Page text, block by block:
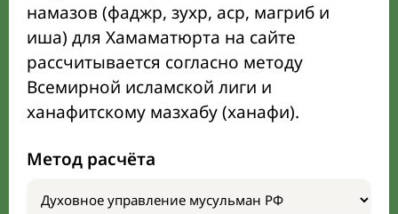
намазов (фаджр, зухр, аср, магриб и
иша) для Хамаматюрта на сайте
рассчитывается согласно методу
Всемирной исламской лиги и
ханафитскому мазхабу (ханафи).
Метод расчёта